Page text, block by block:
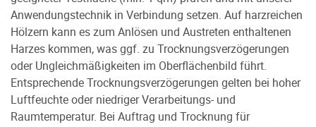
Anwendungstechnik in Verbindung setzen. Auf harzreichen
Hölzern kann es zum Anlösen und Austreten enthaltenen
Harzes kommen, was ggf. zu Trocknungsverzögerungen
oder Ungleichmäßigkeiten im Oberflächenbild führt.
Entsprechende Trocknungsverzögerungen gelten bei hoher
Luftfeuchte oder niedriger Verarbeitungs- und
Raumtemperatur. Bei Auftrag und Trocknung für